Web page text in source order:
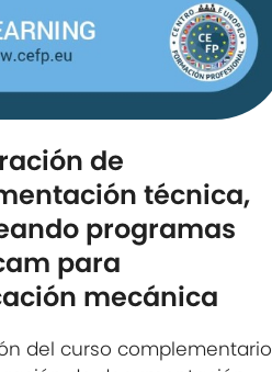
de
técnica,
programas
para
mecánica
del curso complementario